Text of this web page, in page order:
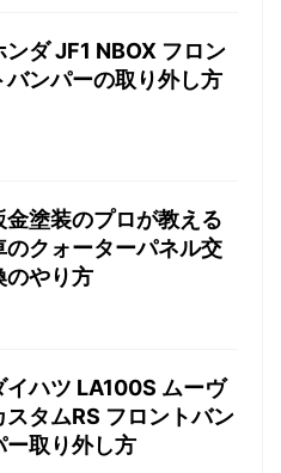
ンダ JF1 NBOX フロン
バンパーの取り外し方
金塗装のプロが教える
のクォーターパネル交
のやり方
イハツ LA100S ムーヴ
スタムRS フロントバン
ー取り外し方